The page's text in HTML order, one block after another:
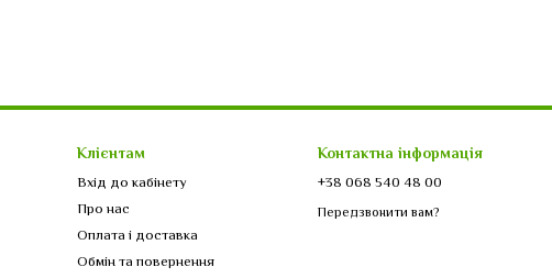
Клієнтам
Вхід до кабінету
Про нас
Оплата і доставка
Обмін та повернення
Контактна інформація
+38 068 540 48 00
Передзвонити вам?